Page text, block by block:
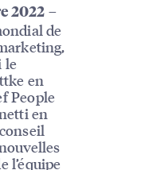
2022 –
de
le
en
People
en
l’équipe